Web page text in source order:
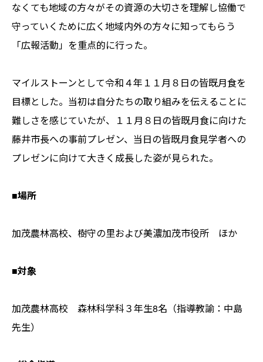
なくても地域の方々がその資源の大切さを理解し協働で
守っていくために広く地域内外の方々に知ってもらう
「広報活動」を重点的に行った。
マイルストーンとして令和４年１１月８日の皆既月食を
目標とした。当初は自分たちの取り組みを伝えることに
難しさを感じていたが、１１月８日の皆既月食に向けた
藤井市長への事前プレゼン、当日の皆既月食見学者への
プレゼンに向けて大きく成長した姿が見られた。
■場所
加茂農林高校、樹守の里および美濃加茂市役所 ほか
■対象
加茂農林高校 森林科学科３年生8名（指導教諭：中島
先生）